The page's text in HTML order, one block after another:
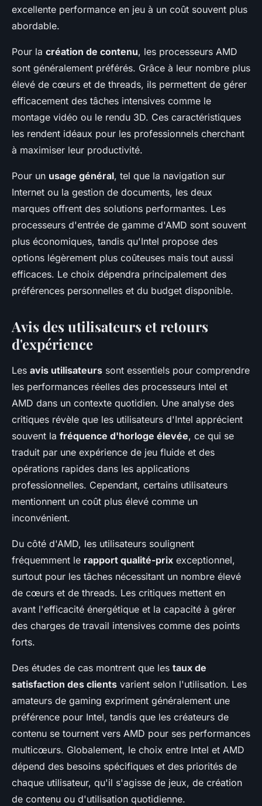
excellente performance en jeu à un coût souvent plus
abordable.
Pour la création de contenu, les processeurs AMD
sont généralement préférés. Grâce à leur nombre plus
élevé de cœurs et de threads, ils permettent de gérer
efficacement des tâches intensives comme le
montage vidéo ou le rendu 3D. Ces caractéristiques
les rendent idéaux pour les professionnels cherchant
à maximiser leur productivité.
Pour un usage général, tel que la navigation sur
Internet ou la gestion de documents, les deux
marques offrent des solutions performantes. Les
processeurs d'entrée de gamme d'AMD sont souvent
plus économiques, tandis qu'Intel propose des
options légèrement plus coûteuses mais tout aussi
efficaces. Le choix dépendra principalement des
préférences personnelles et du budget disponible.
Avis des utilisateurs et retours
d'expérience
Les avis utilisateurs sont essentiels pour comprendre
les performances réelles des processeurs Intel et
AMD dans un contexte quotidien. Une analyse des
critiques révèle que les utilisateurs d'Intel apprécient
souvent la fréquence d'horloge élevée, ce qui se
traduit par une expérience de jeu fluide et des
opérations rapides dans les applications
professionnelles. Cependant, certains utilisateurs
mentionnent un coût plus élevé comme un
inconvénient.
Du côté d'AMD, les utilisateurs soulignent
fréquemment le rapport qualité-prix exceptionnel,
surtout pour les tâches nécessitant un nombre élevé
de cœurs et de threads. Les critiques mettent en
avant l'efficacité énergétique et la capacité à gérer
des charges de travail intensives comme des points
forts.
Des études de cas montrent que les taux de
satisfaction des clients varient selon l'utilisation. Les
amateurs de gaming expriment généralement une
préférence pour Intel, tandis que les créateurs de
contenu se tournent vers AMD pour ses performances
multicœurs. Globalement, le choix entre Intel et AMD
dépend des besoins spécifiques et des priorités de
chaque utilisateur, qu'il s'agisse de jeux, de création
de contenu ou d'utilisation quotidienne.